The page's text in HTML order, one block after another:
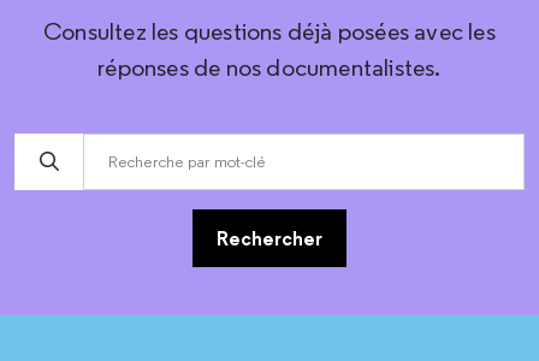
Consultez les questions déjà posées avec les
réponses de nos documentalistes.
Rechercher